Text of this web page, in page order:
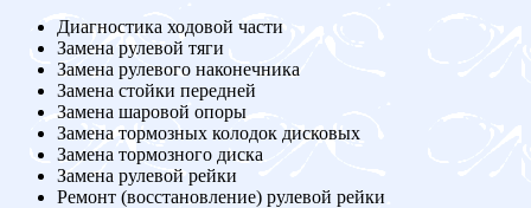
Диагностика ходовой части
Замена рулевой тяги
Замена рулевого наконечника
Замена стойки передней
Замена шаровой опоры
Замена тормозных колодок дисковых
Замена тормозного диска
Замена рулевой рейки
Ремонт (восстановление) рулевой рейки